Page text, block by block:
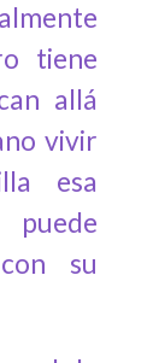
tiene
allá
vivir
esa
su